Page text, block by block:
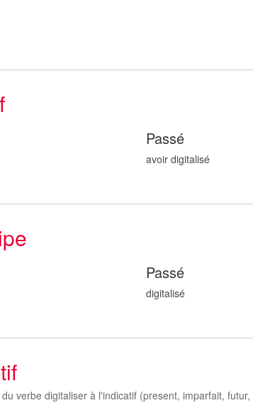
Passé
avoir digitalisé
Passé
digitalisé
verbe digitaliser à l'indicatif (present, imparfait, futur,